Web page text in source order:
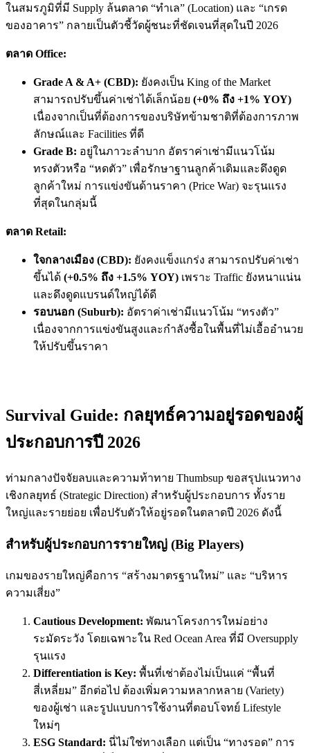
ในสมรภูมิที่มี Supply ล้นตลาด “ทำเล” (Location) และ “เกรด
ของอาคาร” กลายเป็นตัวชี้วัดผู้ชนะที่ชัดเจนที่สุดในปี 2026
ตลาด Office:
Grade A & A+ (CBD): ยังคงเป็น King of the Market
สามารถปรับขึ้นค่าเช่าได้เล็กน้อย (+0% ถึง +1% YOY)
เนื่องจากเป็นที่ต้องการของบริษัทข้ามชาติที่ต้องการภาพ
ลักษณ์และ Facilities ที่ดี
Grade B: อยู่ในภาวะลำบาก อัตราค่าเช่ามีแนวโน้ม
ทรงตัวหรือ “หดตัว” เพื่อรักษาฐานลูกค้าเดิมและดึงดูด
ลูกค้าใหม่ การแข่งขันด้านราคา (Price War) จะรุนแรง
ที่สุดในกลุ่มนี้
ตลาด Retail:
ใจกลางเมือง (CBD): ยังคงแข็งแกร่ง สามารถปรับค่าเช่า
ขึ้นได้ (+0.5% ถึง +1.5% YOY) เพราะ Traffic ยังหนาแน่น
และดึงดูดแบรนด์ใหญ่ได้ดี
รอบนอก (Suburb): อัตราค่าเช่ามีแนวโน้ม “ทรงตัว”
เนื่องจากการแข่งขันสูงและกำลังซื้อในพื้นที่ไม่เอื้ออำนวย
ให้ปรับขึ้นราคา
Survival Guide: กลยุทธ์ความอยู่รอดของผู้
ประกอบการปี 2026
ท่ามกลางปัจจัยลบและความท้าทาย Thumbsup ขอสรุปแนวทาง
เชิงกลยุทธ์ (Strategic Direction) สำหรับผู้ประกอบการ ทั้งราย
ใหญ่และรายย่อย เพื่อปรับตัวให้อยู่รอดในตลาดปี 2026 ดังนี้
สำหรับผู้ประกอบการรายใหญ่ (Big Players)
เกมของรายใหญ่คือการ “สร้างมาตรฐานใหม่” และ “บริหาร
ความเสี่ยง”
Cautious Development: พัฒนาโครงการใหม่อย่าง
ระมัดระวัง โดยเฉพาะใน Red Ocean Area ที่มี Oversupply
รุนแรง
Differentiation is Key: พื้นที่เช่าต้องไม่เป็นแค่ “พื้นที่
สี่เหลี่ยม” อีกต่อไป ต้องเพิ่มความหลากหลาย (Variety)
ของผู้เช่า และรูปแบบการใช้งานที่ตอบโจทย์ Lifestyle
ใหม่ๆ
ESG Standard: นี่ไม่ใช่ทางเลือก แต่เป็น “ทางรอด” การ